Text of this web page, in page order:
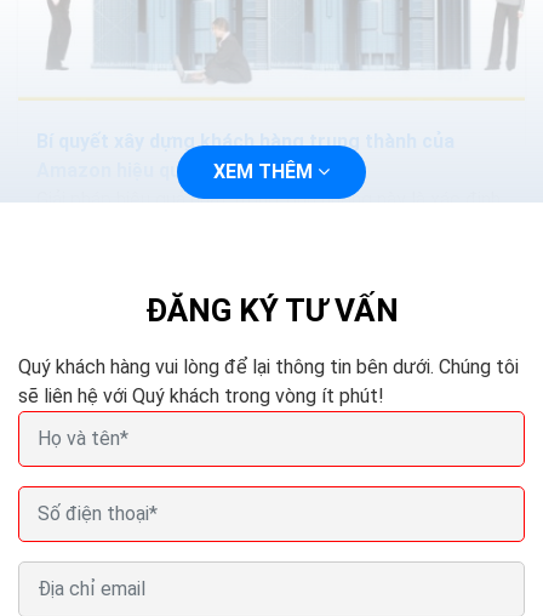
Bí quyết xây dựng khách hàng trung thành của
Amazon hiệu quả
Giải pháp hiệu quả nhất trong tình huống này là xác định
XEM THÊM
ĐĂNG KÝ TƯ VẤN
Quý khách hàng vui lòng để lại thông tin bên dưới. Chúng tôi
sẽ liên hệ với Quý khách trong vòng ít phút!